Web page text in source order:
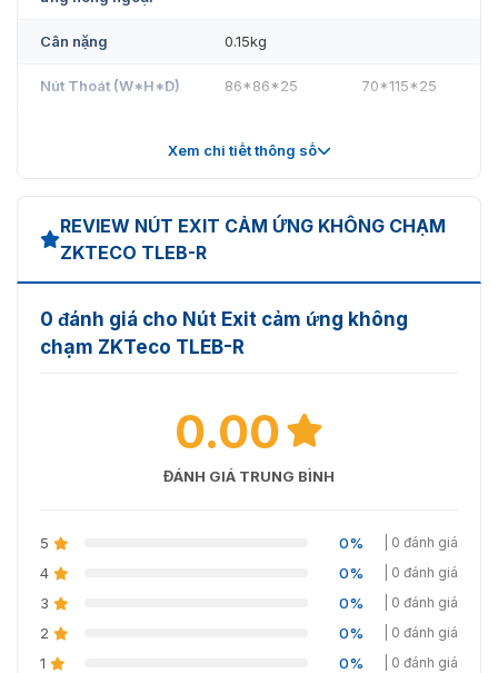
Cân nặng 0.15kg
Nút Thoát (W*H*D) 86*86*25 70*115*25
32*57*11
Xem chi tiết thông số
REVIEW NÚT EXIT CẢM ỨNG KHÔNG CHẠM
ZKTECO TLEB-R
0 đánh giá cho Nút Exit cảm ứng không
chạm ZKTeco TLEB-R
0.00
ĐÁNH GIÁ TRUNG BÌNH
5 0% | 0 đánh giá
4 0% | 0 đánh giá
3 0% | 0 đánh giá
2 0% | 0 đánh giá
1 0% | 0 đánh giá